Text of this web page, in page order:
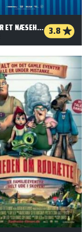
OTTO ER ET NÆSEHORN - 2 D 3.8